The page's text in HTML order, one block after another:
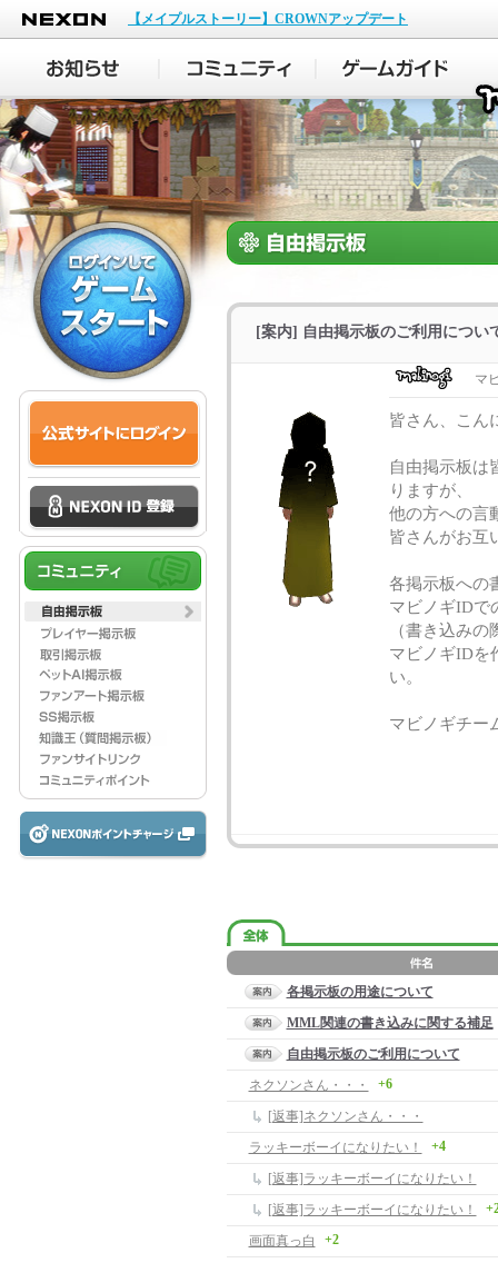
NEXON
【メイプルストーリー】CROWNアップデート
[案内] 自由掲示板のご利用につい
マ
皆さん、こん
自由掲示板は
りますが、
他の方への言
皆さんがお互
各掲示板への
マビノギIDで
（書き込み
マビノギIDを
い。
マビノギチー
各掲示板の用途について
MML関連の書き込みに関する補足
自由掲示板のご利用について
ネクソンさん・・・
+6
[返事]ネクソンさん・・・
ラッキーボーイになりたい！
+4
[返事]ラッキーボーイになりたい！
[返事]ラッキーボーイになりたい！
画面真っ白 +2